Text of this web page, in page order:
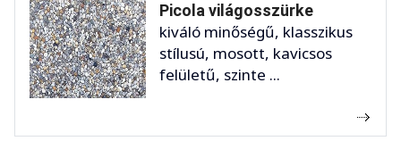
Picola világosszürke
kiváló minőségű, klasszikus
stílusú, mosott, kavicsos
felületű, szinte ...